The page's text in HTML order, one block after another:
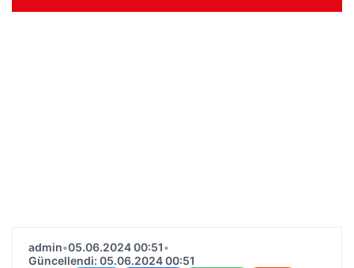
admin•05.06.2024 00:51•
Güncellendi: 05.06.2024 00:51